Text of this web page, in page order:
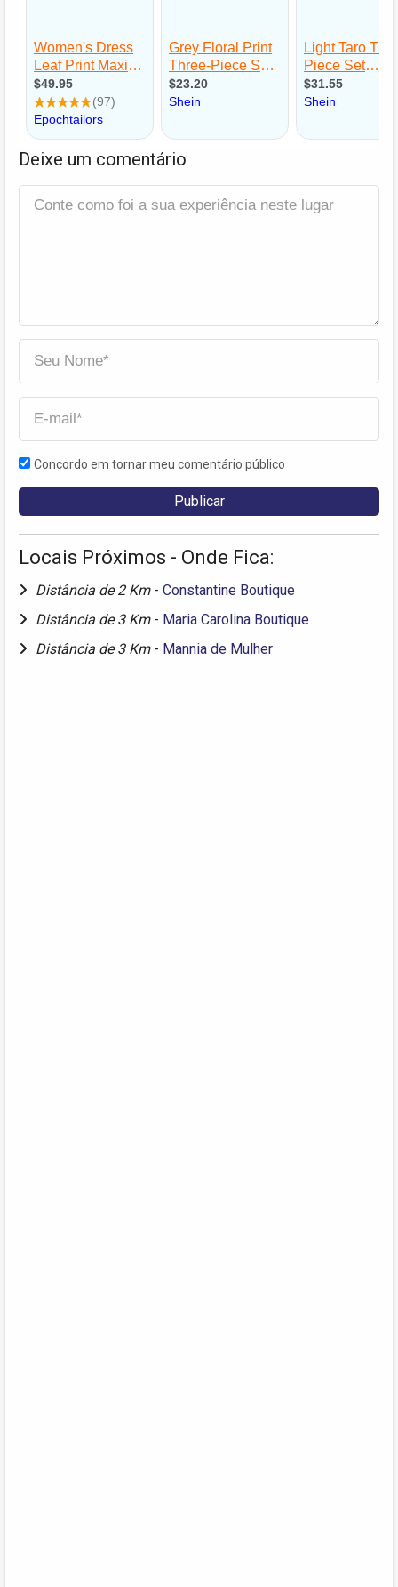
Deixe um comentário
Concordo em tornar meu comentário público
Locais Próximos - Onde Fica:
Distância de 2 Km - Constantine Boutique
Distância de 3 Km - Maria Carolina Boutique
Distância de 3 Km - Mannia de Mulher